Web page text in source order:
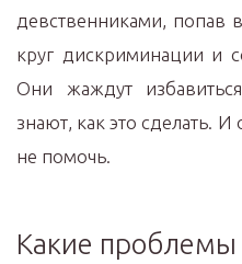
девственниками, попав
круг дискриминации и
Они жаждут
знают, как это сделать.
не помочь.
Какие